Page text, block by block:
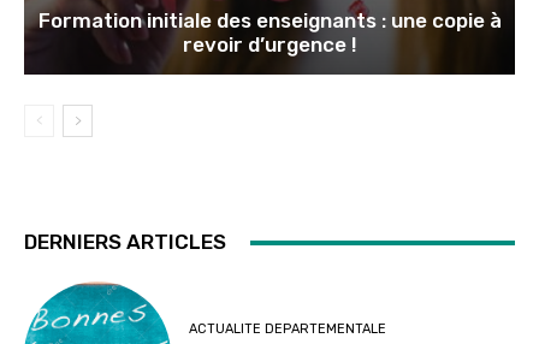
Formation initiale des enseignants : une copie à
revoir d’urgence !
DERNIERS ARTICLES
ACTUALITE DEPARTEMENTALE